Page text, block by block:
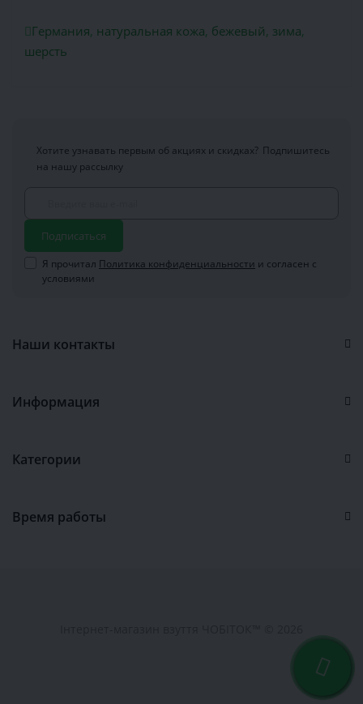
Германия, натуральная кожа, бежевый, зима,
шерсть
Хотите узнавать первым об акциях и скидках? Подпишитесь
на нашу рассылку
Подписаться
Я прочитал Политика конфиденциальности и согласен с
условиями
Наши контакты
Информация
Категории
Время работы